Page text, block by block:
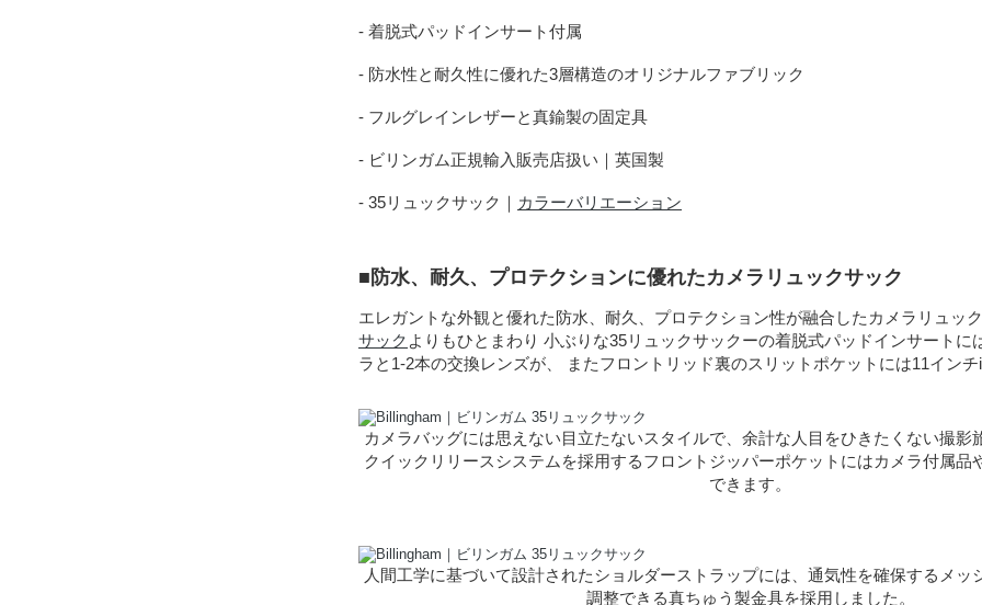
- 着脱式パッドインサート付属
- 防水性と耐久性に優れた3層構造のオリジナルファブリック
- フルグレインレザーと真鍮製の固定具
- ビリンガム正規輸入販売店扱い｜英国製
- 35リュックサック｜ カラーバリエーション
■防水、耐久、プロテクションに優れたカメラリュックサック
エレガントな外観と優れた防水、耐久、プロテクション性が融合したカメラリュッ
サック よりもひとまわり 小ぶりな35リュックサックーの着脱式パッドインサートに
ラと1-2本の交換レンズが、 またフロントリッド裏のスリットポケットには11イン
カメラバッグには思えない目立たないスタイルで、余計な人目をひきたくない撮影
クイックリリースシステムを採用するフロントジッパーポケットにはカメラ付属品
できます。
人間工学に基づいて設計されたショルダーストラップには、通気性を確保するメッ
調整できる真ちゅう製金具を採用しました。